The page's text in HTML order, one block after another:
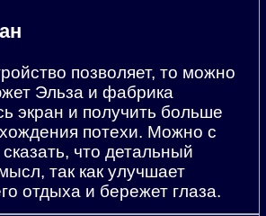
позволяет, то можно
Эльза и фабрика
экран и получить больше
потехи. Можно с
что детальный
так как улучшает
отдыха и бережет глаза.